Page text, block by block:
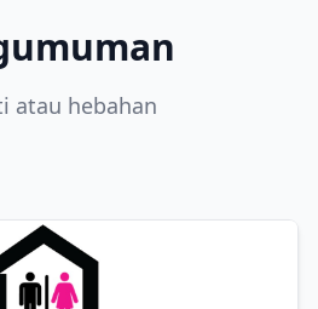
atau hebahan